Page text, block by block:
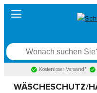
Kostenloser Versand*
WÄSCHESCHUTZ/